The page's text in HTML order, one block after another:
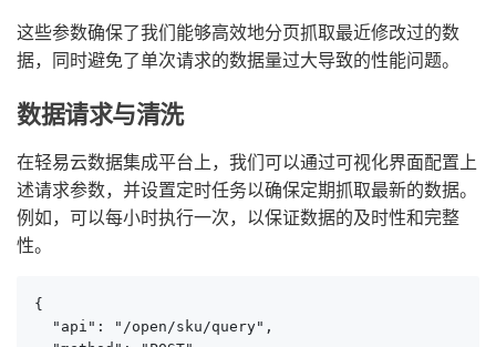
这些参数确保了我们能够高效地分页抓取最近修改过的数
据，同时避免了单次请求的数据量过大导致的性能问题。
数据请求与清洗
在轻易云数据集成平台上，我们可以通过可视化界面配置上
述请求参数，并设置定时任务以确保定期抓取最新的数据。
例如，可以每小时执行一次，以保证数据的及时性和完整
性。
{
  "api": "/open/sku/query",